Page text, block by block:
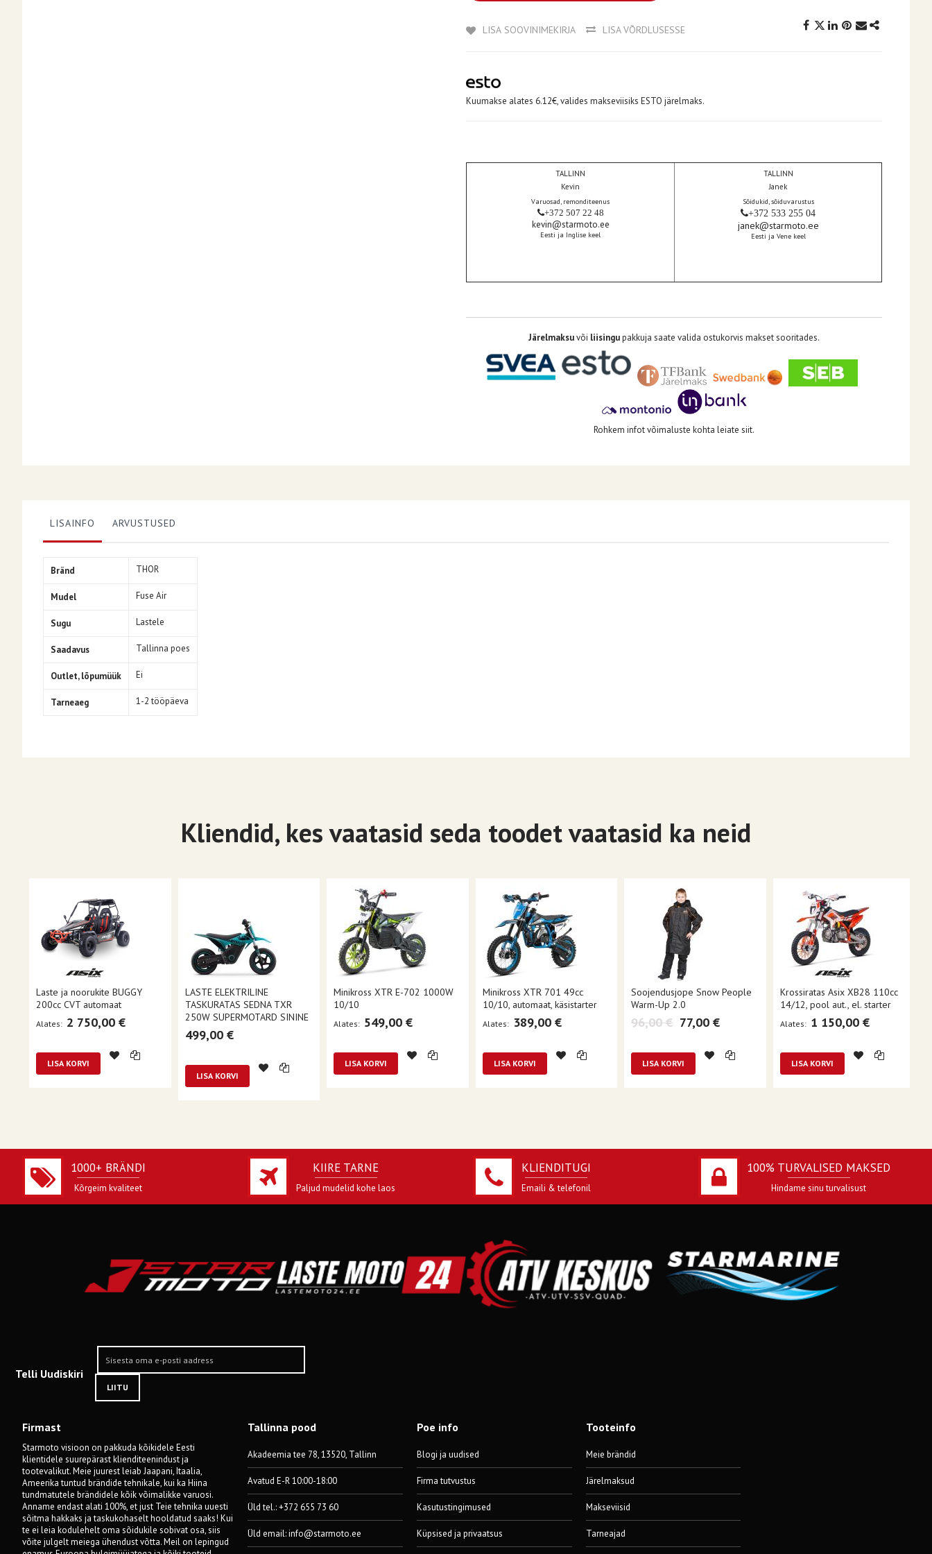
LISA SOOVINIMEKIRJA LISA VÕRDLUSESSE
Kuumakse alates 6.12€, valides makseviisiks ESTO järelmaks.
TALLINN
Kevin
Varuosad, remonditeenus
+372 507 22 48
kevin@starmoto.ee
Eesti ja Inglise keel
TALLINN
Janek
Sõidukid, sõiduvarustus
+372 533 255 04
janek@starmoto.ee
Eesti ja Vene keel
Järelmaksuvõi liisingupakkuja saate valida ostukorvis makset sooritades.
Rohkem infot võimaluste kohta leiate siit.
LISAINFO ARVUSTUSED
Bränd THOR
Mudel Fuse Air
Sugu Lastele
Saadavus Tallinna poes
Outlet, lõpumüük Ei
Tarneaeg 1-2 tööpäeva
Kliendid, kes vaatasid seda toodet vaatasid ka neid
Laste ja noorukite BUGGY
200cc CVT automaat
Alates 2 750,00 €
LISA KORVI
LASTE ELEKTRILINE
TASKURATAS SEDNA TXR
250W SUPERMOTARD SININE
499,00 €
LISA KORVI
Minikross XTR E-702 1000W
10/10
Alates 549,00 €
LISA KORVI
Minikross XTR 701 49cc
10/10, automaat, käsistarter
Alates 389,00 €
LISA KORVI
Soojendusjope Snow People
Warm-Up 2.0
77,00 €
96,00 €
LISA KORVI
Krossiratas Asix XB28 110cc
14/12, pool aut., el. starter
Alates 1 150,00 €
LISA KORVI
1000+ BRÄNDI
Kõrgeim kvaliteet
KIIRE TARNE
Paljud mudelid kohe laos
KLIENDITUGI
Emaili & telefonil
100% TURVALISED MAKSED
Hindame sinu turvalisust
Telli Uudiskiri
LIITU
Firmast
Starmoto visioon on pakkuda kõikidele Eesti
klientidele suurepärast klienditeenindust ja
tootevalikut. Meie juurest leiab Jaapani, Itaalia,
Ameerika tuntud brändide tehnikale, kui ka Hiina
tundmatutele brändidele kõik võimalikke varuosi.
Anname endast alati 100%, et just Teie tehnika uuesti
sõitma hakkaks ja taskukohaselt hooldatud saaks! Kui
te ei leia kodulehelt oma sõidukile sobivat osa, siis
võite julgelt meiega ühendust võtta. Meil on lepingud
Tallinna pood
Akadeemia tee 78, 13520, Tallinn
Avatud E-R 10:00-18:00
Üld tel.: +372 655 73 60
Üld email:info@starmoto.ee
Poe info
Blogi ja uudised
Firma tutvustus
Kasutustingimused
Küpsised ja privaatsus
Tooteinfo
Meie brändid
Järelmaksud
Makseviisid
Tarneajad